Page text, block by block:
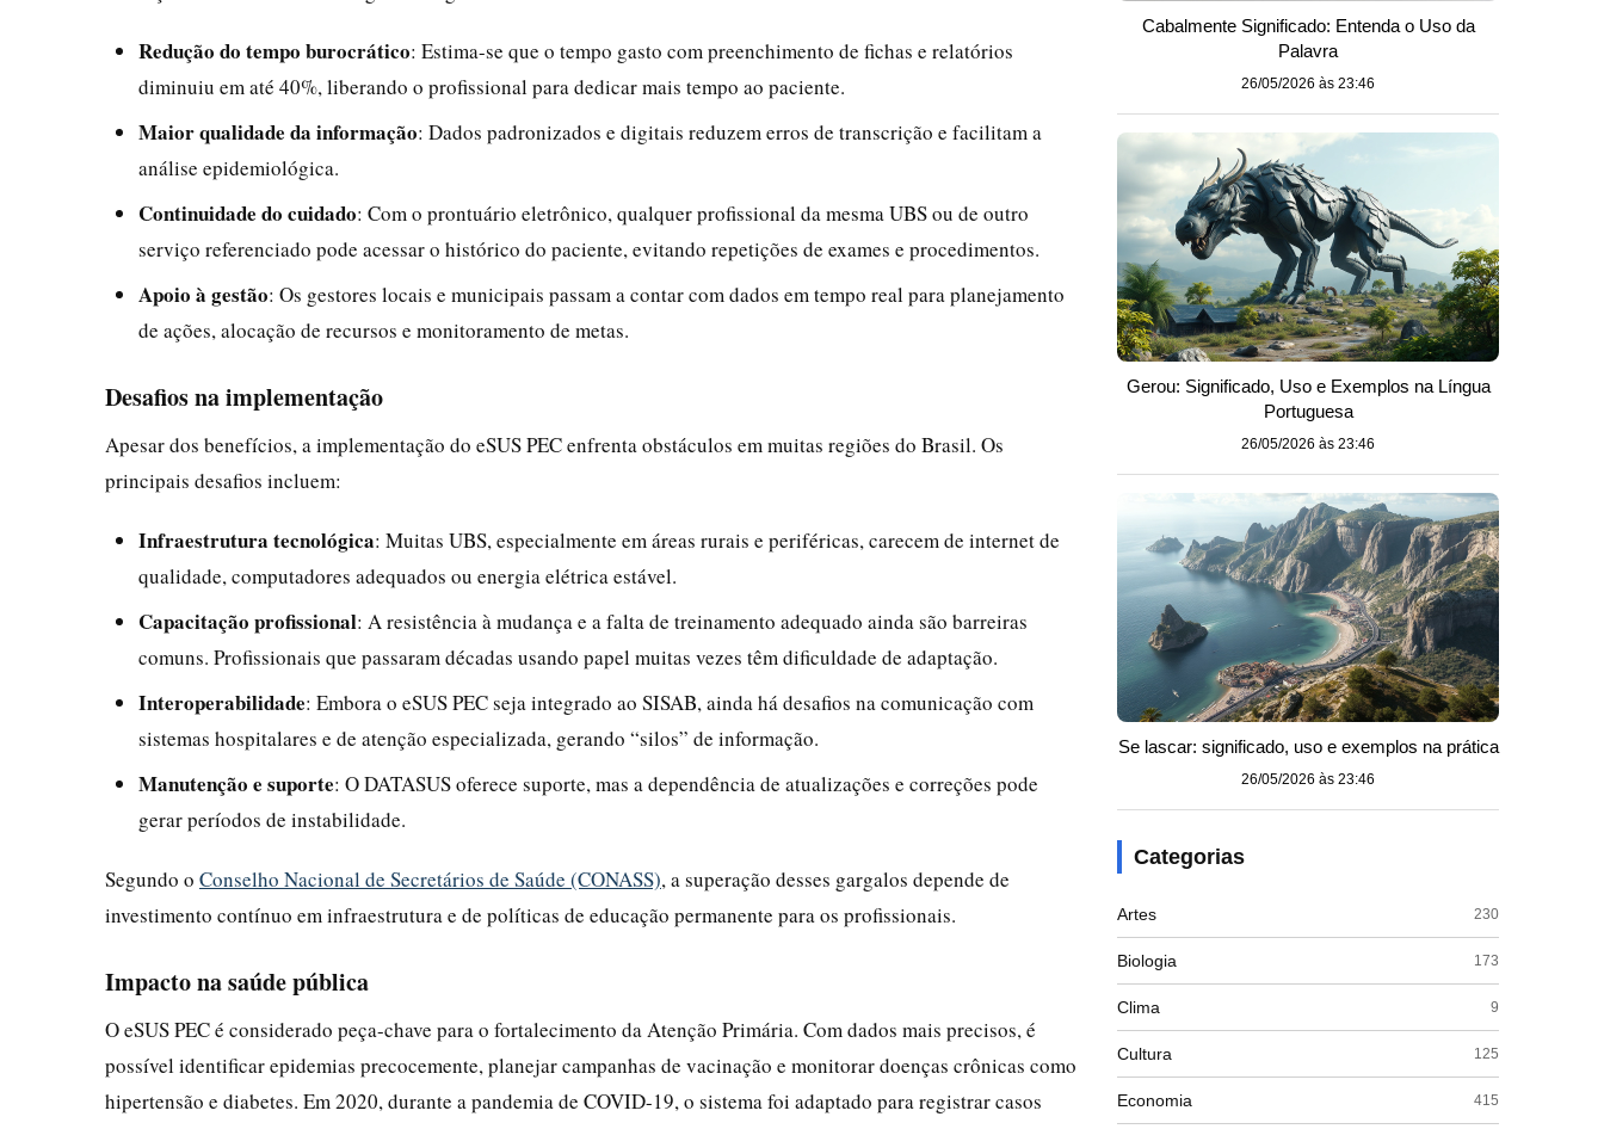
Redução do tempo burocrático: Estima-se que o tempo gasto com preenchimento de fichas e relatórios
diminuiu em até 40%, liberando o profissional para dedicar mais tempo ao paciente.
Maior qualidade da informação: Dados padronizados e digitais reduzem erros de transcrição e facilitam a
análise epidemiológica.
Continuidade do cuidado: Com o prontuário eletrônico, qualquer profissional da mesma UBS ou de outro
serviço referenciado pode acessar o histórico do paciente, evitando repetições de exames e procedimentos.
Apoio à gestão: Os gestores locais e municipais passam a contar com dados em tempo real para planejamento
de ações, alocação de recursos e monitoramento de metas.
Desafios na implementação
Apesar dos benefícios, a implementação do eSUS PEC enfrenta obstáculos em muitas regiões do Brasil. Os
principais desafios incluem:
Infraestrutura tecnológica: Muitas UBS, especialmente em áreas rurais e periféricas, carecem de internet de
qualidade, computadores adequados ou energia elétrica estável.
Capacitação profissional: A resistência à mudança e a falta de treinamento adequado ainda são barreiras
comuns. Profissionais que passaram décadas usando papel muitas vezes têm dificuldade de adaptação.
Interoperabilidade: Embora o eSUS PEC seja integrado ao SISAB, ainda há desafios na comunicação com
sistemas hospitalares e de atenção especializada, gerando “silos” de informação.
Manutenção e suporte: O DATASUS oferece suporte, mas a dependência de atualizações e correções pode
gerar períodos de instabilidade.
Segundo o Conselho Nacional de Secretários de Saúde (CONASS), a superação desses gargalos depende de
investimento contínuo em infraestrutura e de políticas de educação permanente para os profissionais.
Impacto na saúde pública
O eSUS PEC é considerado peça-chave para o fortalecimento da Atenção Primária. Com dados mais precisos, é
possível identificar epidemias precocemente, planejar campanhas de vacinação e monitorar doenças crônicas como
hipertensão e diabetes. Em 2020, durante a pandemia de COVID-19, o sistema foi adaptado para registrar casos
Cabalmente Significado: Entenda o Uso da
Palavra
26/05/2026 às 23:46
Gerou: Significado, Uso e Exemplos na Língua
Portuguesa
26/05/2026 às 23:46
Se lascar: significado, uso e exemplos na prática
26/05/2026 às 23:46
Categorias
Artes 230
Biologia 173
Clima 9
Cultura 125
Economia 415